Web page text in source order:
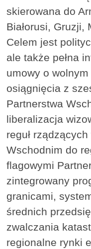
skierowana do
Białorusi, Gruzji,
Celem jest
ale także pełna
umowy o
osiągnięcia z
Partnerstwa
liberalizacja
reguł
Wschodnim do
flagowymi
zintegrowany
granicami,
średnich
zwalczania
regionalne rynki